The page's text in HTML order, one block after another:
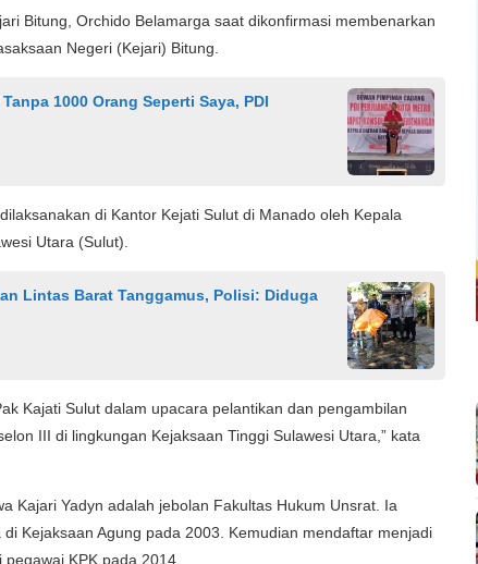
Bitung, Orchido Belamarga saat dikonfirmasi membenarkan
Negeri (Kejari) Bitung.
1000 Orang Seperti Saya, PDI
di Kantor Kejati Sulut di Manado oleh Kepala
Utara (Sulut).
Lintas Barat Tanggamus, Polisi: Diduga
Kajati Sulut dalam upacara pelantikan dan pengambilan
III di lingkungan Kejaksaan Tinggi Sulawesi Utara,” kata
Kajari Yadyn adalah jebolan Fakultas Hukum Unsrat. Ia
Kejaksaan Agung pada 2003. Kemudian mendaftar menjadi
KPK pada 2014.